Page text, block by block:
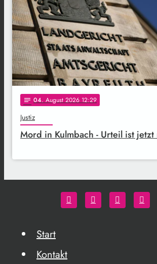
notes 04. August 2026 12:29
Justiz
Mord in Kulmbach - Urteil ist
Start
Kontakt